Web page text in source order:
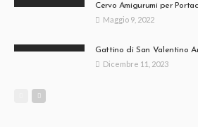
Cervo Amigurumi per
Maggio 9, 2022
Gattino di San Valentino
Dicembre 11, 2023